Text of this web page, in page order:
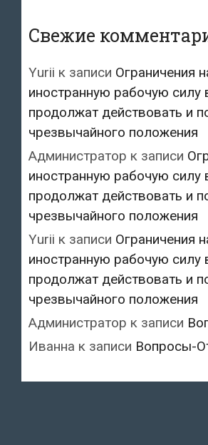
Свежие
Yurii к записи Ограничения
иностранную рабочую силу
продолжат действовать и
чрезвычайного положения
Администратор к записи
иностранную рабочую силу
продолжат действовать и
чрезвычайного положения
Yurii к записи Ограничения
иностранную рабочую силу
продолжат действовать и
чрезвычайного положения
Администратор к записи
Иванна к записи Вопросы-